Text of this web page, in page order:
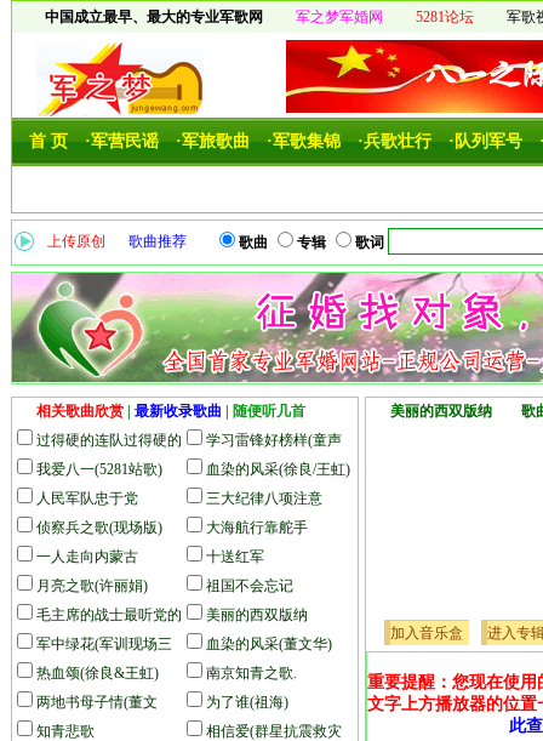
中国成立最早、最大的专业军歌网 军之梦军婚网 5281论坛 军歌
首 页 ·军营民谣 ·军旅歌曲 ·军歌集锦 ·兵歌壮行 ·队列军号
上传原创 歌曲推荐 歌曲 专辑 歌词
相关歌曲欣赏 最新收录歌曲
随便听几首
过得硬的连队过得硬的
兵(本站录音)
学习雷锋好榜样(童声
版)
我爱八一(5281站歌)
血染的风采(徐良/王虹)
人民军队忠于党
三大纪律八项注意
侦察兵之歌(现场版)
大海航行靠舵手
一人走向内蒙古
十送红军
月亮之歌(许丽娟)
祖国不会忘记
毛主席的战士最听党的
话
美丽的西双版纳
军中绿花(军训现场三
十位教官齐唱版)(本站录
音)
血染的风采(董文华)
热血颂(徐良&王虹)
南京知青之歌.
两地书母子情(董文
华、阎维文)
为了谁(祖海)
知青悲歌
相信爱(群星抗震救灾
美丽的西双版纳 歌
加入音乐盒 进入专
重要提醒：您现在使
文字上方播放器的位
此